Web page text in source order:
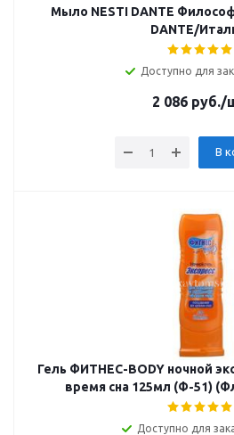
Мыло NESTI DANTE
DANTE/
Доступно для
2 086 руб./
В
Гель ФИТНЕС-BODY ночной
время сна 125мл (Ф-51)
Доступно для